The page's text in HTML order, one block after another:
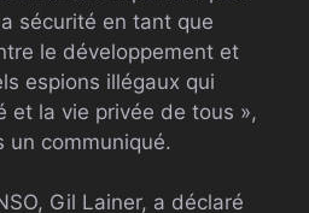
sécurité en tant que
le développement et
espions illégaux qui
et la vie privée de tous »,
un communiqué.
Gil Lainer, a déclaré